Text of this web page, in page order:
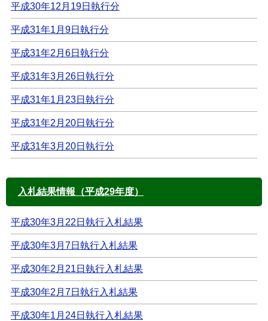
平成30年12月19日執行分
平成31年1月9日執行分
平成31年2月6日執行分
平成31年3月26日執行分
平成31年1月23日執行分
平成31年2月20日執行分
平成31年3月20日執行分
入札結果情報（平成29年度）
平成30年3月22日執行入札結果
平成30年3月7日執行入札結果
平成30年2月21日執行入札結果
平成30年2月7日執行入札結果
平成30年1月24日執行入札結果